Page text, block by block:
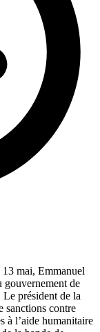
mai, Emmanuel
gouvernement de
président de la
sanctions contre
à l’aide humanitaire